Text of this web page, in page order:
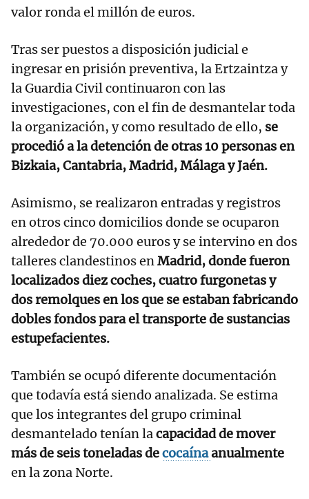
valor ronda el millón de euros.
Tras ser puestos a disposición judicial e
ingresar en prisión preventiva, la Ertzaintza y
la Guardia Civil continuaron con las
investigaciones, con el fin de desmantelar toda
la organización, y como resultado de ello, se
procedió a la detención de otras 10 personas en
Bizkaia, Cantabria, Madrid, Málaga y Jaén.
Asimismo, se realizaron entradas y registros
en otros cinco domicilios donde se ocuparon
alrededor de 70.000 euros y se intervino en dos
talleres clandestinos enMadrid, donde fueron
localizados diez coches, cuatro furgonetas y
dos remolques en los que se estaban fabricando
dobles fondos para el transporte de sustancias
estupefacientes.
También se ocupó diferente documentación
que todavía está siendo analizada. Se estima
que los integrantes del grupo criminal
desmantelado tenían lacapacidad de mover
más de seis toneladas decocaínaanualmente
en la zona Norte.